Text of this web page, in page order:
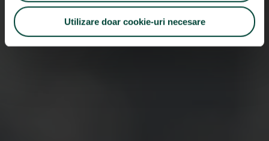
Utilizare doar cookie-uri necesare